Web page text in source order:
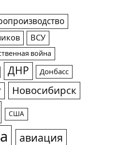
ВСУ
война
ДНР Донбасс
Новосибирск
США
авиация